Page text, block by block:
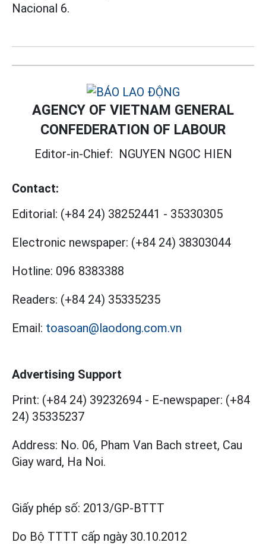
Nacional 6.
AGENCY OF VIETNAM GENERAL
CONFEDERATION OF LABOUR
Editor-in-Chief: NGUYEN NGOC HIEN
Contact:
Editorial: (+84 24) 38252441 - 35330305
Electronic newspaper: (+84 24) 38303044
Hotline: 096 8383388
Readers: (+84 24) 35335235
Email: toasoan@laodong.com.vn
Advertising Support
Print: (+84 24) 39232694 - E-newspaper: (+84
24) 35335237
Address: No. 06, Pham Van Bach street, Cau
Giay ward, Ha Noi.
Giấy phép số: 2013/GP-BTTT
Do Bộ TTTT cấp ngày 30.10.2012